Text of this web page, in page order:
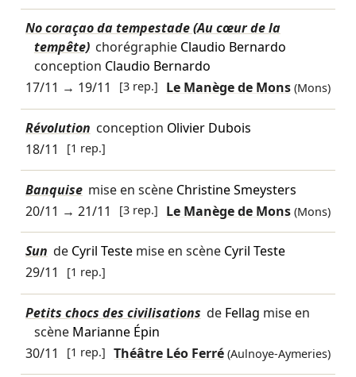
No coraçao da tempestade (Au cœur de la
tempête) chorégraphie Claudio Bernardo
conception Claudio Bernardo
17/11 → 19/11 [3 rep.] Le Manège de Mons (Mons)
Révolution conception Olivier Dubois
18/11
[1 rep.]
Banquise mise en scène Christine Smeysters
20/11 → 21/11 [3 rep.] Le Manège de Mons (Mons)
Sun de Cyril Testemise en scène Cyril Teste
29/11
[1 rep.]
Petits chocs des civilisations de Fellag mise en
scène Marianne Épin
30/11
[1 rep.] Théâtre Léo Ferré (Aulnoye-Aymeries)